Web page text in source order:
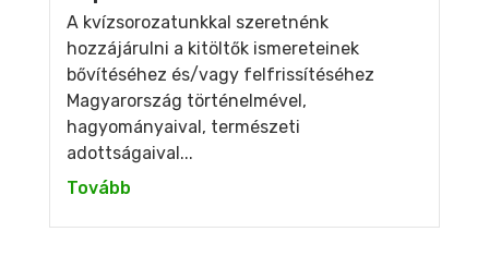
A kvízsorozatunkkal szeretnénk
hozzájárulni a kitöltők ismereteinek
bővítéséhez és/vagy felfrissítéséhez
Magyarország történelmével,
hagyományaival, természeti
adottságaival...
Tovább